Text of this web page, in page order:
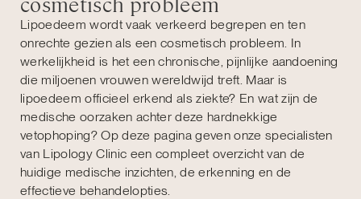
Lipoedeem wordt vaak verkeerd begrepen en ten
onrechte gezien als een cosmetisch probleem. In
werkelijkheid is het een chronische, pijnlijke aandoening
die miljoenen vrouwen wereldwijd treft. Maar is
lipoedeem officieel erkend als ziekte? En wat zijn de
medische oorzaken achter deze hardnekkige
vetophoping? Op deze pagina geven onze specialisten
van Lipology Clinic een compleet overzicht van de
huidige medische inzichten, de erkenning en de
effectieve behandelopties.